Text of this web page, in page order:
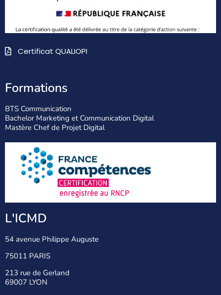
Certificat QUALIOPI
Formations
BTS Communication
Bachelor Marketing et Communication Digital
Mastère Chef de Projet Digital
L'ICMD
54 avenue Philippe Auguste
75011 PARIS
213 rue de Gerland
69007 LYON